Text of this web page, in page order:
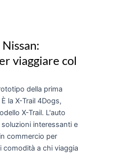
viaggiare col
della prima
la X-Trail 4Dogs,
X-Trail. L'auto
interessanti e
commercio per
comodità a chi viaggia